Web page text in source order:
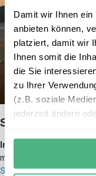
Damit wir Ihnen
anbieten können,
platziert, damit wir
Ihnen somit die
die Sie
zu Ihrer
(z.B. soziale
jederzeit ändern
Saronische Inseln
Inselhüpfen
möglich. So haben wir
Saronischen Inseln